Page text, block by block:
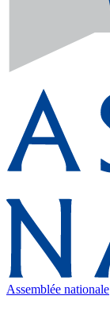
Assemblée nationale